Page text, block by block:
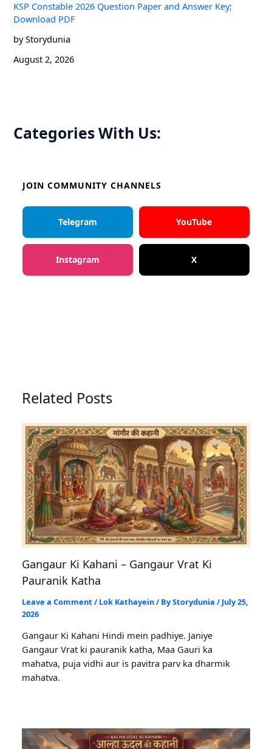
KSP Constable 2026 Question Paper and Answer Key;
Download PDF
by Storydunia
August 2, 2026
Categories With Us:
JOIN COMMUNITY CHANNELS
Telegram YouTube
Instagram X
Related Posts
Gangaur Ki Kahani – Gangaur Vrat Ki
Pauranik Katha
Leave a Comment / Lok Kathayein/ ByStorydunia / July 25,
2026
Gangaur Ki Kahani Hindi mein padhiye. Janiye
Gangaur Vrat ki pauranik katha, Maa Gauri ka
mahatva, puja vidhi aur is pavitra parv ka dharmik
mahatva.